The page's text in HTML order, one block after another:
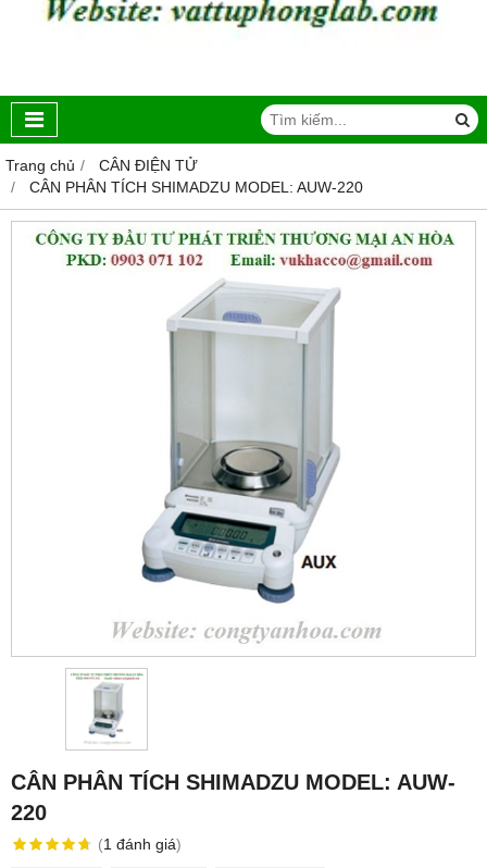
Trang chủ
CÂN ĐIỆN TỬ
CÂN PHÂN TÍCH SHIMADZU MODEL: AUW-220
CÂN PHÂN TÍCH SHIMADZU MODEL: AUW-
220
(1 đánh giá)